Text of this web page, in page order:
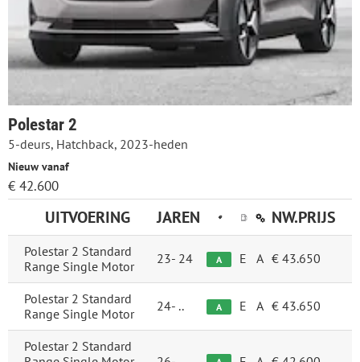
Polestar 2
5-deurs, Hatchback, 2023-heden
Nieuw vanaf
€ 42.600
UITVOERING JAREN NW.PRIJS
Polestar 2 Standard
Range Single Motor
23- 24 A E A € 43.650
Polestar 2 Standard
Range Single Motor
24- .. A E A € 43.650
Polestar 2 Standard